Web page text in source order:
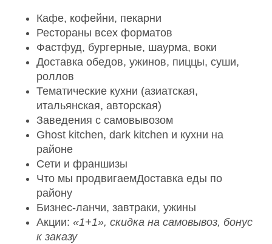
Кафе, кофейни, пекарни
Рестораны всех форматов
Фастфуд, бургерные, шаурма, воки
Доставка обедов, ужинов, пиццы, суши,
роллов
Тематические кухни (азиатская,
итальянская, авторская)
Заведения с самовывозом
Ghost kitchen, dark kitchen и кухни на
районе
Сети и франшизы
Что мы продвигаемДоставка еды по
району
Бизнес-ланчи, завтраки, ужины
Акции: «1+1», скидка на самовывоз, бонус
к заказу